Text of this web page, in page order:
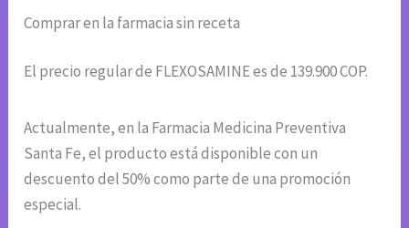
Comprar en la farmacia sin receta
El precio regular de FLEXOSAMINE es de 139.900 COP.
Actualmente, en la Farmacia Medicina Preventiva
Santa Fe, el producto está disponible con un
descuento del 50% como parte de una promoción
especial.